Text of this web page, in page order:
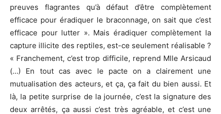
preuves flagrantes qu’à défaut d’être complètement
efficace pour éradiquer le braconnage, on sait que c’est
efficace pour lutter ». Mais éradiquer complètement la
capture illicite des reptiles, est-ce seulement réalisable ?
« Franchement, c’est trop difficile, reprend Mlle Arsicaud
(…) En tout cas avec le pacte on a clairement une
mutualisation des acteurs, et ça, ça fait du bien aussi. Et
là, la petite surprise de la journée, c’est la signature des
deux arrêtés, ça aussi c’est très agréable, et c’est une